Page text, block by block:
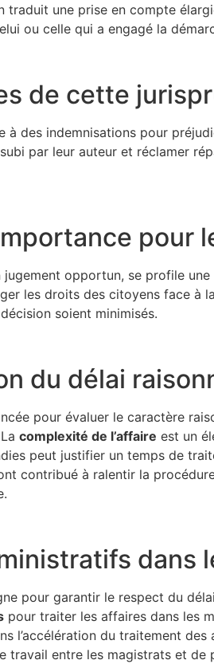
une prise en compte
ou celle qui a engagé la
de cette
des indemnisations pour
par leur auteur et réclamer
pour
opportun, se profile
les droits des citoyens face à
soient minimisés.
du délai
pour évaluer le caractère
complexité de l’affaire est un
peut justifier un temps de
contribué à ralentir la
dans
pour garantir le respect du
pour traiter les affaires dans les
l’accélération du traitement
travail entre les magistrats et